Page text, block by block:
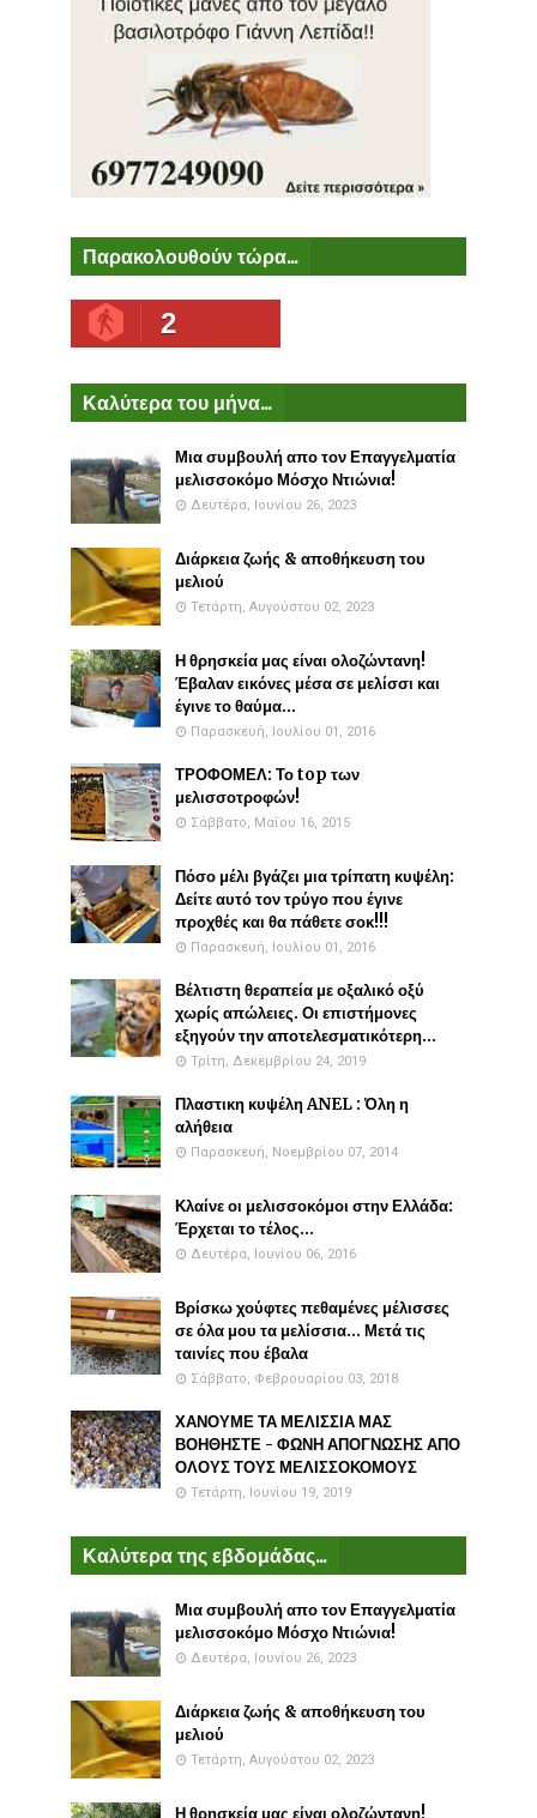
Παρακολουθούν τώρα...
2
Καλύτερα του μήνα...
Μια συμβουλή απο τον Επαγγελματία
μελισσοκόμο Μόσχο Ντιώνια!
Δευτέρα, Ιουνίου 26, 2023
Διάρκεια ζωής & αποθήκευση του
μελιού
Τετάρτη, Αυγούστου 02, 2023
Η θρησκεία μας είναι ολοζώντανη!
Έβαλαν εικόνες μέσα σε μελίσσι και
έγινε το θαύμα...
Παρασκευή, Ιουλίου 01, 2016
ΤΡΟΦΟΜΕΛ: Το top των
μελισσοτροφών!
Σάββατο, Μαΐου 16, 2015
Πόσο μέλι βγάζει μια τρίπατη κυψέλη:
Δείτε αυτό τον τρύγο που έγινε
προχθές και θα πάθετε σοκ!!!
Παρασκευή, Ιουλίου 01, 2016
Βέλτιστη θεραπεία με οξαλικό οξύ
χωρίς απώλειες. Οι επιστήμονες
εξηγούν την αποτελεσματικότερη...
Τρίτη, Δεκεμβρίου 24, 2019
Πλαστικη κυψέλη ANEL : Όλη η
αλήθεια
Παρασκευή, Νοεμβρίου 07, 2014
Κλαίνε οι μελισσοκόμοι στην Ελλάδα:
Έρχεται το τέλος...
Δευτέρα, Ιουνίου 06, 2016
Βρίσκω χούφτες πεθαμένες μέλισσες
σε όλα μου τα μελίσσια... Μετά τις
ταινίες που έβαλα
Σάββατο, Φεβρουαρίου 03, 2018
ΧΑΝΟΥΜΕ ΤΑ ΜΕΛΙΣΣΙΑ ΜΑΣ
ΒΟΗΘΗΣΤΕ - ΦΩΝΗ ΑΠΟΓΝΩΣΗΣ ΑΠΟ
ΟΛΟΥΣ ΤΟΥΣ ΜΕΛΙΣΣΟΚΟΜΟΥΣ
Τετάρτη, Ιουνίου 19, 2019
Καλύτερα της εβδομάδας...
Μια συμβουλή απο τον Επαγγελματία
μελισσοκόμο Μόσχο Ντιώνια!
Δευτέρα, Ιουνίου 26, 2023
Διάρκεια ζωής & αποθήκευση του
μελιού
Τετάρτη, Αυγούστου 02, 2023